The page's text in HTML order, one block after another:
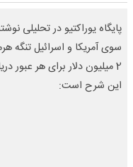
پایگاه یوراکتیو در تحلیلی
سوی آمریکا و اسرائیل تنگه
2 میلیون دلار برای هر
این شرح است: